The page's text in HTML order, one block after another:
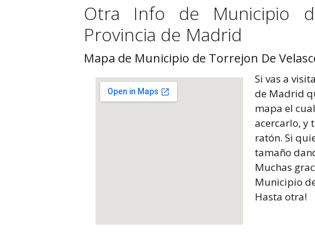
Otra Info de Municipio
Provincia de Madrid
Mapa de Municipio de Torrejon De
Si vas a
de Madrid
mapa el
acercarlo, y
ratón. Si
tamaño
Muchas
Municipio
Hasta otra!